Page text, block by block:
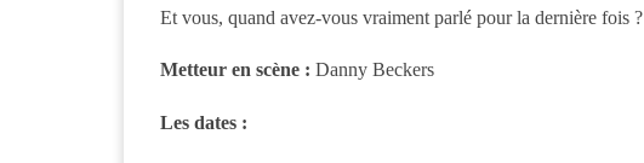
Et vous, quand avez-vous vraiment parlé pour la dernière fois ?
Metteur en scène : Danny Beckers
Les dates :